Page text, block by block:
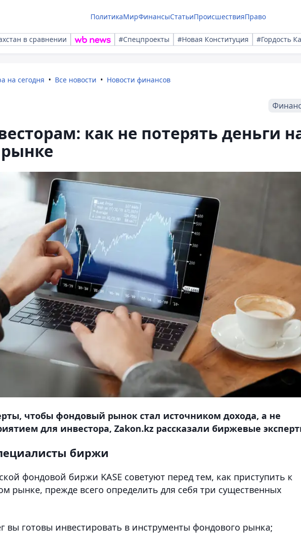
ПолитикаМирФинансыСтатьиПроисшествияПраво
в сравнении #Спецпроекты #Новая Конституция #Гордость
на сегодня Все новости Новости финансов
как не потерять деньги
чтобы фондовый рынок стал источником дохода, а не
для инвестора, Zakon.kz рассказали биржевые
биржи
фондовой биржи KASE советуют перед тем, как приступить к
рынке, прежде всего определить для себя три существенных
вы готовы инвестировать в инструменты фондового рынка;